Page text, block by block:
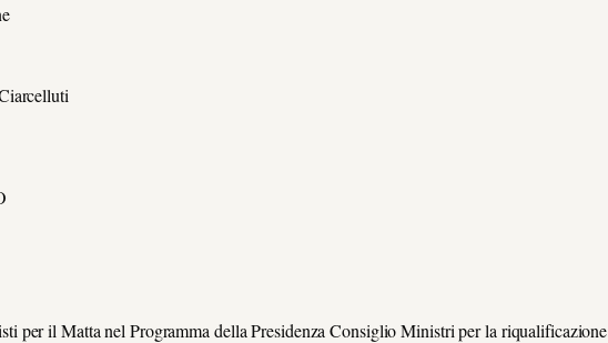
per il Matta nel Programma della Presidenza Consiglio Ministri per la riqualificazione